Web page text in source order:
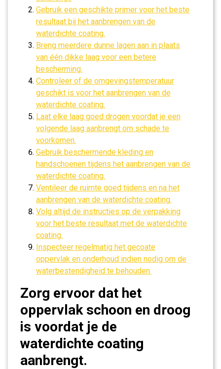
Gebruik een geschikte primer voor het beste
resultaat bij het aanbrengen van de
waterdichte coating.
Breng meerdere dunne lagen aan in plaats
van één dikke laag voor een betere
bescherming.
Controleer of de omgevingstemperatuur
geschikt is voor het aanbrengen van de
waterdichte coating.
Laat elke laag goed drogen voordat je een
volgende laag aanbrengt om schade te
voorkomen.
Gebruik beschermende kleding en
handschoenen tijdens het aanbrengen van de
waterdichte coating.
Ventileer de ruimte goed tijdens en na het
aanbrengen van de waterdichte coating.
Volg altijd de instructies op de verpakking
voor het beste resultaat met de waterdichte
coating.
Inspecteer regelmatig het gecoate
oppervlak en onderhoud indien nodig om de
waterbestendigheid te behouden.
Zorg ervoor dat het
oppervlak schoon en droog
is voordat je de
waterdichte coating
aanbrengt.